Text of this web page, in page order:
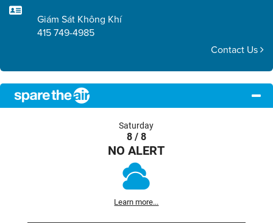
Giám Sát Không Khí
415 749-4985
Contact Us
Saturday
8 / 8
NO ALERT
Learn more...